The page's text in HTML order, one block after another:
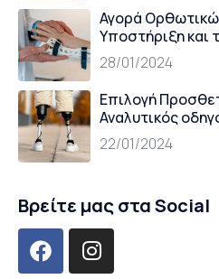
Αγορά
Yποστήριξη και
28/01/2024
Επιλογή
Αναλυτικός
22/01/2024
Βρείτε μας στα Social